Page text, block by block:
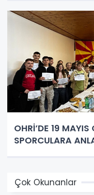
OHRİ’DE 19
SPORCULARA
Çok Okunanlar